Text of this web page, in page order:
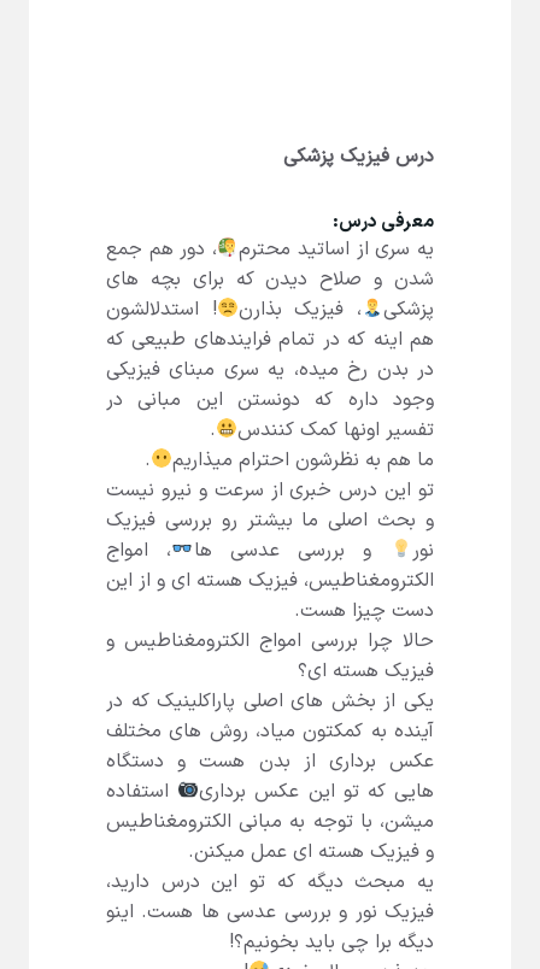
درس فیزیک پزشکی
معرفی درس:
یه سری از اساتید محترم
، دور هم جمع
شدن و صلاح دیدن که برای بچه های
پزشکی
، فیزیک بذارن
! استدلالشون
هم اینه که در تمام فرایندهای طبیعی که
در بدن رخ میده، یه سری مبنای فیزیکی
وجود داره که دونستن این مبانی در
تفسیر اونها کمک کنندس
.
ما هم به نظرشون احترام میذاریم
.
تو این درس خبری از سرعت و نیرو نیست
و بحث اصلی ما بیشتر رو بررسی فیزیک
نور
و بررسی عدسی ها
، امواج
الکترومغناطیس، فیزیک هسته ای و از این
دست چیزا هست.
حالا چرا بررسی امواج الکترومغناطیس و
فیزیک هسته ای؟
یکی از بخش های اصلی پاراکلینیک که در
آینده به کمکتون میاد، روش های مختلف
عکس برداری از بدن هست و دستگاه
هایی که تو این عکس برداری
استفاده
میشن، با توجه به مبانی الکترومغناطیس
و فیزیک هسته ای عمل میکنن.
یه مبحث دیگه که تو این درس دارید،
فیزیک نور و بررسی عدسی ها هست. اینو
دیگه برا چی باید بخونیم؟!